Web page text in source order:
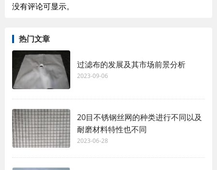
没有评论可显示。
热门文章
过滤布的发展及其市场前景分析
2023-09-06
20目不锈钢丝网的种类进行不同以及
耐磨材料特性也不同
2023-06-28